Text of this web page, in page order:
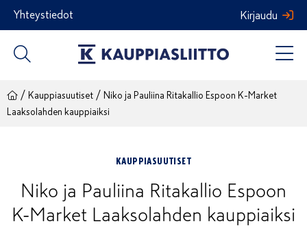
Siirry
sisältöön
Yhteystiedot Kirjaudu
/ Kauppiasuutiset / Niko ja Pauliina Ritakallio Espoon K-Market
Laaksolahden kauppiaiksi
KAUPPIASUUTISET
Niko ja Pauliina Ritakallio Espoon
K-Market Laaksolahden kauppiaiksi